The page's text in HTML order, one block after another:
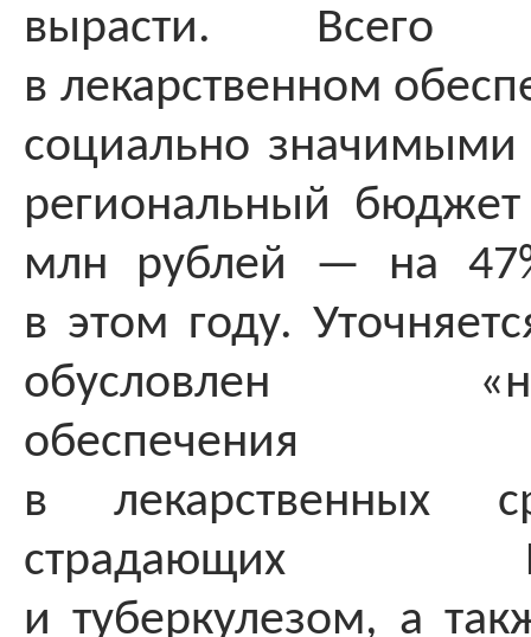
вырасти.
в лекарственном
социально значимыми
региональный бюджет
млн рублей — на
в этом году.
обусловлен
обеспечения
в лекарственных
страдающих
и туберкулезом, а